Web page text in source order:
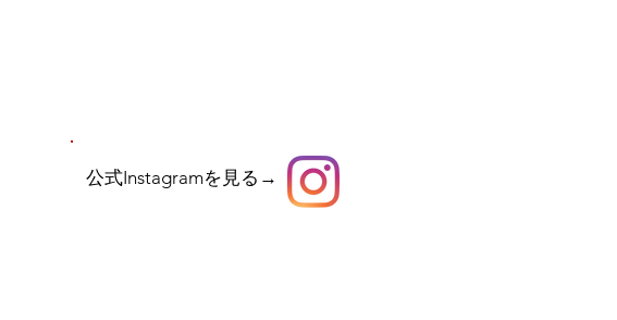
​公式Instagramを見る→